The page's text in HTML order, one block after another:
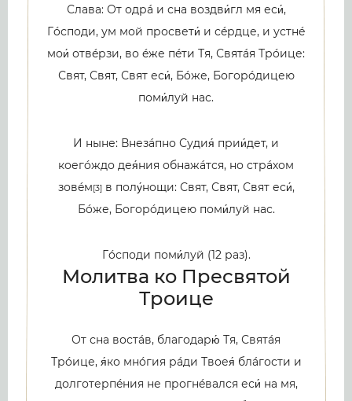
Слава: От одрá и сна воздви́гл мя еси́,
Гóсподи, ум мой просвети́ и сéрдце, и устнé
мои́ отвéрзи, во éже пéти Тя, Святáя Трóице:
Свят, Свят, Свят еси́, Бóже, Богорóдицею
поми́луй нас.
И ныне: Внезáпно Судия́ прии́дет, и
коегóждо дея́ния обнажáтся, но стрáхом
зовéм[3]в полу́нощи: Свят, Свят, Свят еси́,
Бóже, Богорóдицею поми́луй нас.
Гóсподи поми́луй (12 раз).
Молитва ко Пресвятой
Троице
От сна востáв, благодарю́ Тя, Святáя
Трóице, я́ко мнóгия рáди Твоея́ блáгости и
долготерпéния не прогнéвался еси́ на мя,